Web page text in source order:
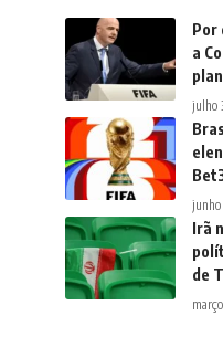
Por
a
julho
Irã
de